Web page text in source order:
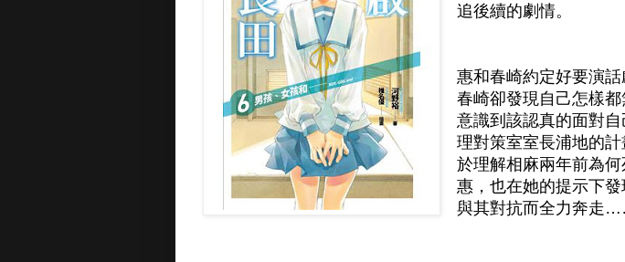
追後續的劇情。
惠和春崎約定好要演話
春崎卻發現自己怎樣
意識到該認真的面對
理對策室室長浦地的
於理解相麻兩年前為
惠，也在她的提示下
與其對抗而全力奔走